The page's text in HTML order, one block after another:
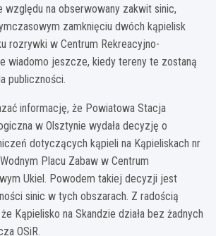
względu na obserwowany zakwit sinic,
zamknięciu dwóch kąpielisk
rozrywki w Centrum Rekreacyjno-
wiadomo jeszcze, kiedy tereny te zostaną
publiczności.
informację, że Powiatowa Stacja
w Olsztynie wydała decyzję o
dotyczących kąpieli na Kąpieliskach nr
Placu Zabaw w Centrum
Ukiel. Powodem takiej decyzji jest
sinic w tych obszarach. Z radością
Kąpielisko na Skandzie działa bez żadnych
OSiR.